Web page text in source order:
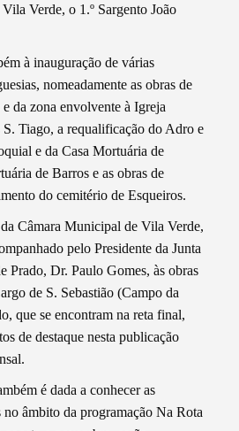
Verde, o 1.º Sargento João
à inauguração de várias
nomeadamente as obras de
da zona envolvente à Igreja
Tiago, a requalificação do Adro e
e da Casa Mortuária de
de Barros e as obras de
do cemitério de Esqueiros.
Câmara Municipal de Vila Verde,
pelo Presidente da Junta
Prado, Dr. Paulo Gomes, às obras
de S. Sebastião (Campo da
que se encontram na reta final,
de destaque nesta publicação
é dada a conhecer as
âmbito da programação Na Rota